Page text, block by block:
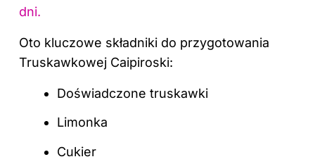
dni.
Oto kluczowe składniki do przygotowania
Truskawkowej Caipiroski:
Doświadczone truskawki
Limonka
Cukier